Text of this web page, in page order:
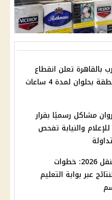
بالقاهرة تعلن انقطاع
مشاكل رسميًا بقرار
والنيابة تفحص
نتيجة صفوف النقل 2026: خطوات
عبر بوابة التعليم